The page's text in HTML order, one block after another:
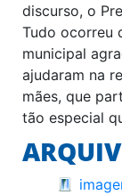
discurso, o
Tudo ocorreu
municipal
ajudaram na
mães, que
tão especial